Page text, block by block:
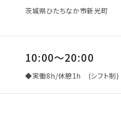
茨城県ひたちなか市新光町
10:00～20:00
◆実働8h/休憩1h (シフト制)